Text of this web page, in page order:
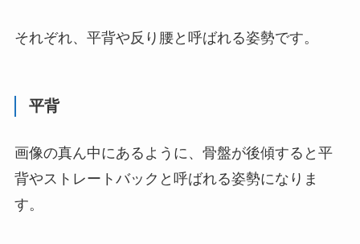
それぞれ、平背や反り腰と呼ばれる姿勢です。
平背
画像の真ん中にあるように、骨盤が後傾すると平
背やストレートバックと呼ばれる姿勢になりま
す。